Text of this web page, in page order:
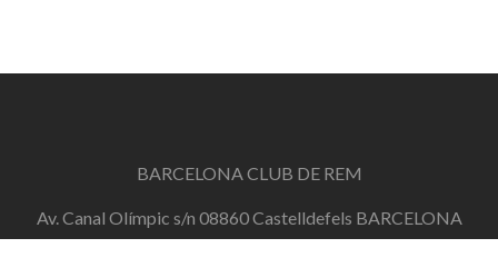
BARCELONA CLUB DE REM
Av. Canal Olímpic s/n 08860 Castelldefels BARCELONA